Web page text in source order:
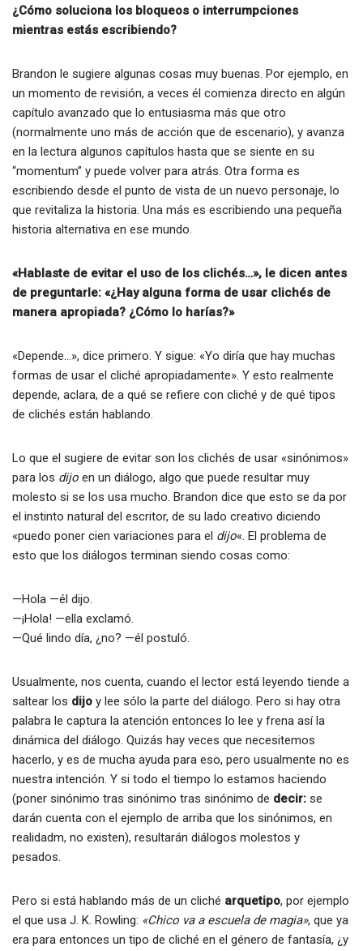
¿Cómo soluciona los bloqueos o interrumpciones
mientras estás escribiendo?
Brandon le sugiere algunas cosas muy buenas. Por ejemplo, en
un momento de revisión, a veces él comienza directo en algún
capítulo avanzado que lo entusiasma más que otro
(normalmente uno más de acción que de escenario), y avanza
en la lectura algunos capítulos hasta que se siente en su
“momentum” y puede volver para atrás. Otra forma es
escribiendo desde el punto de vista de un nuevo personaje, lo
que revitaliza la historia. Una más es escribiendo una pequeña
historia alternativa en ese mundo.
«Hablaste de evitar el uso de los clichés…», le dicen antes
de preguntarle: «¿Hay alguna forma de usar clichés de
manera apropiada? ¿Cómo lo harías?»
«Depende…», dice primero. Y sigue: «Yo diría que hay muchas
formas de usar el cliché apropiadamente». Y esto realmente
depende, aclara, de a qué se refiere con cliché y de qué tipos
de clichés están hablando.
Lo que el sugiere de evitar son los clichés de usar «sinónimos»
para los dijo en un diálogo, algo que puede resultar muy
molesto si se los usa mucho. Brandon dice que esto se da por
el instinto natural del escritor, de su lado creativo diciendo
«puedo poner cien variaciones para el dijo«. El problema de
esto que los diálogos terminan siendo cosas como:
—Hola —él dijo.
—¡Hola! —ella exclamó.
—Qué lindo día, ¿no? —él postuló.
Usualmente, nos cuenta, cuando el lector está leyendo tiende a
saltear los dijo y lee sólo la parte del diálogo. Pero si hay otra
palabra le captura la atención entonces lo lee y frena así la
dinámica del diálogo. Quizás hay veces que necesitemos
hacerlo, y es de mucha ayuda para eso, pero usualmente no es
nuestra intención. Y si todo el tiempo lo estamos haciendo
(poner sinónimo tras sinónimo tras sinónimo de decir: se
darán cuenta con el ejemplo de arriba que los sinónimos, en
realidadm, no existen), resultarán diálogos molestos y
pesados.
Pero si está hablando más de un cliché arquetipo, por ejemplo
el que usa J. K. Rowling: «Chico va a escuela de magia», que ya
era para entonces un tipo de cliché en el género de fantasía, ¿y